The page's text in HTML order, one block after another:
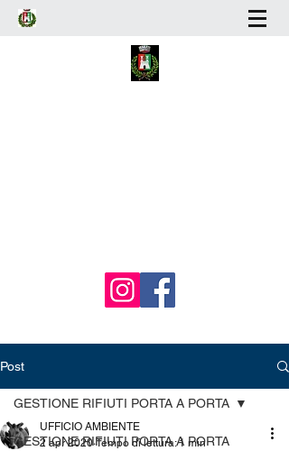
Post
GESTIONE RIFIUTI PORTA A PORTA
GESTIONE RIFIUTI PORTA A PORTA
UFFICIO AMBIENTE
2 apr 2020 Tempo di lettura: 1 min